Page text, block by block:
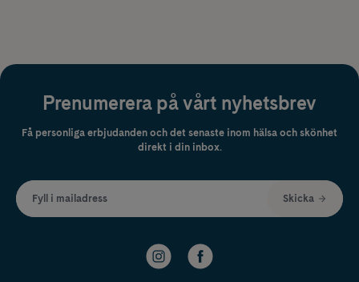
Prenumerera på vårt nyhetsbrev
Få personliga erbjudanden och det senaste inom hälsa och skönhet
direkt i din inbox.
Fyll i mailadress Skicka